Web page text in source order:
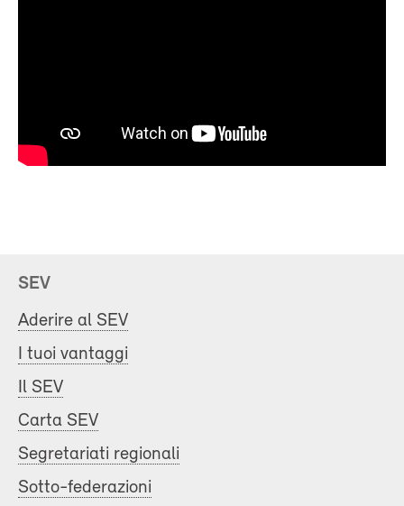
SEV
Aderire al SEV
I tuoi vantaggi
Il SEV
Carta SEV
Segretariati regionali
Sotto-federazioni